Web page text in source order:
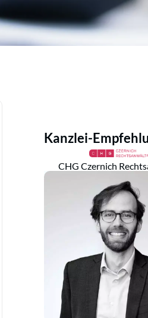
Kanzlei-
CHG Czernich